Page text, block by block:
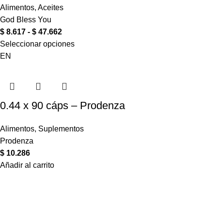
Alimentos, Aceites
God Bless You
$ 8.617 - $ 47.662
Seleccionar opciones
EN
0.44 x 90 cáps – Prodenza
Alimentos, Suplementos
Prodenza
$ 10.286
Añadir al carrito